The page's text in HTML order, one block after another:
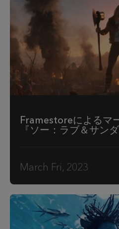
Framestoreによるマ
『ソー：ラブ＆サン
March Fri, 2023